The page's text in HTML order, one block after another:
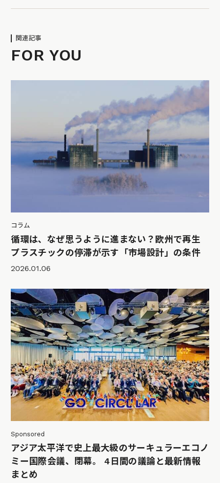
関連記事
FOR YOU
コラム
循環は、なぜ思うように進まない？欧州で再生
プラスチックの停滞が示す「市場設計」の条件
2026.01.06
Sponsored
アジア太平洋で史上最大級のサーキュラーエコノ
ミー国際会議、閉幕。 4日間の議論と最新情報
まとめ